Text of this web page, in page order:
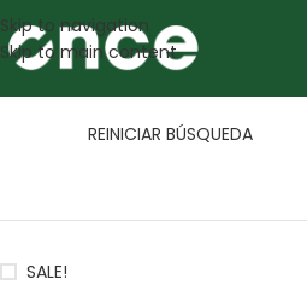
Skip to navigation
Skip to main content
REINICIAR BÚSQUEDA
SALE!